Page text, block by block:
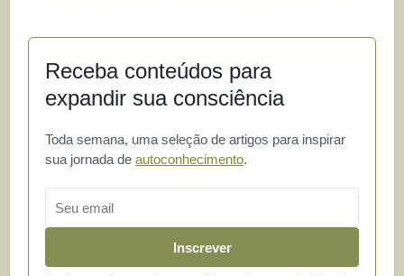
Receba conteúdos para
expandir sua consciência
Toda semana, uma seleção de artigos para inspirar
sua jornada deautoconhecimento.
Inscrever